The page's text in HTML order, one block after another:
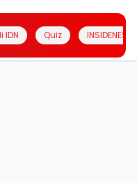
IDN Quiz INSIDENESIA